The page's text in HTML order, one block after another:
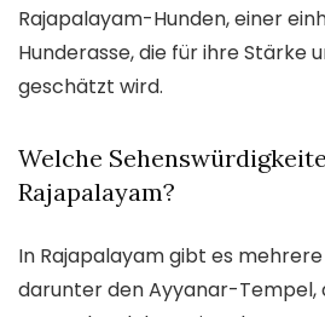
Rajapalayam-Hunden, einer
Hunderasse, die für ihre Stärke
geschätzt wird.
Welche
Rajapalayam?
In Rajapalayam gibt es
darunter den Ayyanar-Tempel,